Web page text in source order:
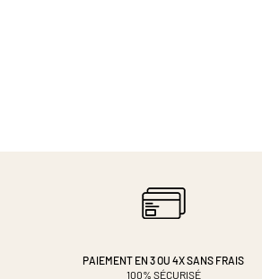
PAIEMENT EN 3 OU 4XSANS FRAIS
100% SÉCURISÉ